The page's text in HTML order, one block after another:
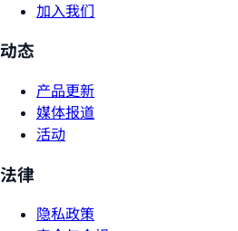
加入我们
动态
产品更新
媒体报道
活动
法律
隐私政策